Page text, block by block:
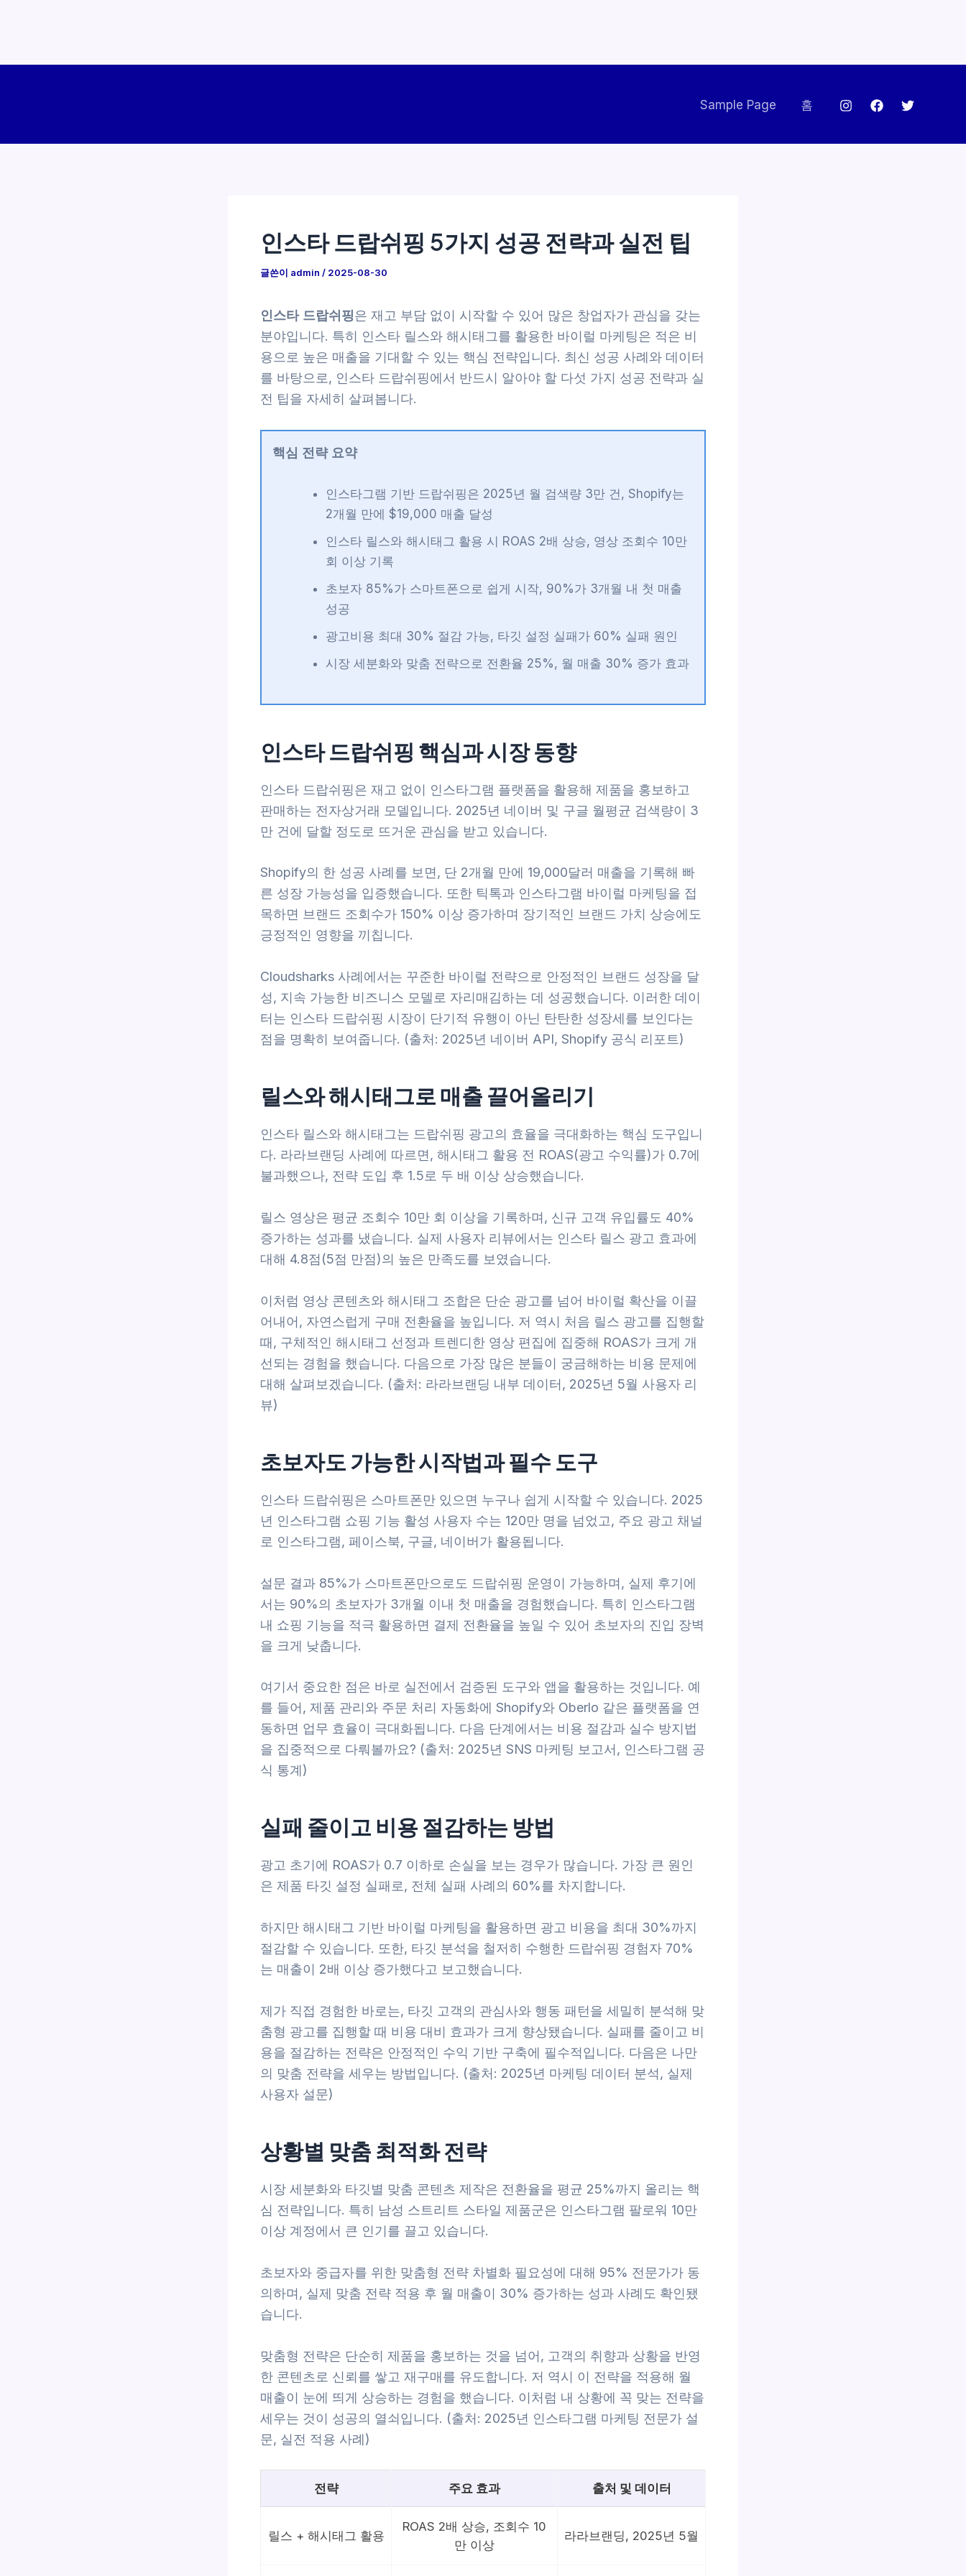
Sample Page 홈
인스타 드랍쉬핑 5가지 성공 전략과 실전 팁
글쓴이 admin / 2025-08-30
인스타 드랍쉬핑은 재고 부담 없이 시작할 수 있어 많은 창업자가 관심을 갖는
분야입니다. 특히 인스타 릴스와 해시태그를 활용한 바이럴 마케팅은 적은 비
용으로 높은 매출을 기대할 수 있는 핵심 전략입니다. 최신 성공 사례와 데이터
를 바탕으로, 인스타 드랍쉬핑에서 반드시 알아야 할 다섯 가지 성공 전략과 실
전 팁을 자세히 살펴봅니다.
핵심 전략 요약
인스타그램 기반 드랍쉬핑은 2025년 월 검색량 3만 건, Shopify는
2개월 만에 $19,000 매출 달성
인스타 릴스와 해시태그 활용 시 ROAS 2배 상승, 영상 조회수 10만
회 이상 기록
초보자 85%가 스마트폰으로 쉽게 시작, 90%가 3개월 내 첫 매출
성공
광고비용 최대 30% 절감 가능, 타깃 설정 실패가 60% 실패 원인
시장 세분화와 맞춤 전략으로 전환율 25%, 월 매출 30% 증가 효과
인스타 드랍쉬핑 핵심과 시장 동향
인스타 드랍쉬핑은 재고 없이 인스타그램 플랫폼을 활용해 제품을 홍보하고
판매하는 전자상거래 모델입니다. 2025년 네이버 및 구글 월평균 검색량이 3
만 건에 달할 정도로 뜨거운 관심을 받고 있습니다.
Shopify의 한 성공 사례를 보면, 단 2개월 만에 19,000달러 매출을 기록해 빠
른 성장 가능성을 입증했습니다. 또한 틱톡과 인스타그램 바이럴 마케팅을 접
목하면 브랜드 조회수가 150% 이상 증가하며 장기적인 브랜드 가치 상승에도
긍정적인 영향을 끼칩니다.
Cloudsharks 사례에서는 꾸준한 바이럴 전략으로 안정적인 브랜드 성장을 달
성, 지속 가능한 비즈니스 모델로 자리매김하는 데 성공했습니다. 이러한 데이
터는 인스타 드랍쉬핑 시장이 단기적 유행이 아닌 탄탄한 성장세를 보인다는
점을 명확히 보여줍니다. (출처: 2025년 네이버 API, Shopify 공식 리포트)
릴스와 해시태그로 매출 끌어올리기
인스타 릴스와 해시태그는 드랍쉬핑 광고의 효율을 극대화하는 핵심 도구입니
다. 라라브랜딩 사례에 따르면, 해시태그 활용 전 ROAS(광고 수익률)가 0.7에
불과했으나, 전략 도입 후 1.5로 두 배 이상 상승했습니다.
릴스 영상은 평균 조회수 10만 회 이상을 기록하며, 신규 고객 유입률도 40%
증가하는 성과를 냈습니다. 실제 사용자 리뷰에서는 인스타 릴스 광고 효과에
대해 4.8점(5점 만점)의 높은 만족도를 보였습니다.
이처럼 영상 콘텐츠와 해시태그 조합은 단순 광고를 넘어 바이럴 확산을 이끌
어내어, 자연스럽게 구매 전환율을 높입니다. 저 역시 처음 릴스 광고를 집행할
때, 구체적인 해시태그 선정과 트렌디한 영상 편집에 집중해 ROAS가 크게 개
선되는 경험을 했습니다. 다음으로 가장 많은 분들이 궁금해하는 비용 문제에
대해 살펴보겠습니다. (출처: 라라브랜딩 내부 데이터, 2025년 5월 사용자 리
뷰)
초보자도 가능한 시작법과 필수 도구
인스타 드랍쉬핑은 스마트폰만 있으면 누구나 쉽게 시작할 수 있습니다. 2025
년 인스타그램 쇼핑 기능 활성 사용자 수는 120만 명을 넘었고, 주요 광고 채널
로 인스타그램, 페이스북, 구글, 네이버가 활용됩니다.
설문 결과 85%가 스마트폰만으로도 드랍쉬핑 운영이 가능하며, 실제 후기에
서는 90%의 초보자가 3개월 이내 첫 매출을 경험했습니다. 특히 인스타그램
내 쇼핑 기능을 적극 활용하면 결제 전환율을 높일 수 있어 초보자의 진입 장벽
을 크게 낮춥니다.
여기서 중요한 점은 바로 실전에서 검증된 도구와 앱을 활용하는 것입니다. 예
를 들어, 제품 관리와 주문 처리 자동화에 Shopify와 Oberlo 같은 플랫폼을 연
동하면 업무 효율이 극대화됩니다. 다음 단계에서는 비용 절감과 실수 방지법
을 집중적으로 다뤄볼까요? (출처: 2025년 SNS 마케팅 보고서, 인스타그램 공
식 통계)
실패 줄이고 비용 절감하는 방법
광고 초기에 ROAS가 0.7 이하로 손실을 보는 경우가 많습니다. 가장 큰 원인
은 제품 타깃 설정 실패로, 전체 실패 사례의 60%를 차지합니다.
하지만 해시태그 기반 바이럴 마케팅을 활용하면 광고 비용을 최대 30%까지
절감할 수 있습니다. 또한, 타깃 분석을 철저히 수행한 드랍쉬핑 경험자 70%
는 매출이 2배 이상 증가했다고 보고했습니다.
제가 직접 경험한 바로는, 타깃 고객의 관심사와 행동 패턴을 세밀히 분석해 맞
춤형 광고를 집행할 때 비용 대비 효과가 크게 향상됐습니다. 실패를 줄이고 비
용을 절감하는 전략은 안정적인 수익 기반 구축에 필수적입니다. 다음은 나만
의 맞춤 전략을 세우는 방법입니다. (출처: 2025년 마케팅 데이터 분석, 실제
사용자 설문)
상황별 맞춤 최적화 전략
시장 세분화와 타깃별 맞춤 콘텐츠 제작은 전환율을 평균 25%까지 올리는 핵
심 전략입니다. 특히 남성 스트리트 스타일 제품군은 인스타그램 팔로워 10만
이상 계정에서 큰 인기를 끌고 있습니다.
초보자와 중급자를 위한 맞춤형 전략 차별화 필요성에 대해 95% 전문가가 동
의하며, 실제 맞춤 전략 적용 후 월 매출이 30% 증가하는 성과 사례도 확인됐
습니다.
맞춤형 전략은 단순히 제품을 홍보하는 것을 넘어, 고객의 취향과 상황을 반영
한 콘텐츠로 신뢰를 쌓고 재구매를 유도합니다. 저 역시 이 전략을 적용해 월
매출이 눈에 띄게 상승하는 경험을 했습니다. 이처럼 내 상황에 꼭 맞는 전략을
세우는 것이 성공의 열쇠입니다. (출처: 2025년 인스타그램 마케팅 전문가 설
문, 실전 적용 사례)
전략 주요 효과 출처 및 데이터
릴스 + 해시태그 활용
ROAS 2배 상승, 조회수 10
만 이상
라라브랜딩, 2025년 5월